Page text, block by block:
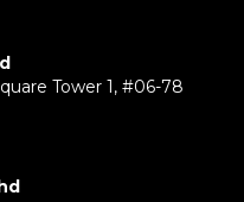
Tower 1, #06-78